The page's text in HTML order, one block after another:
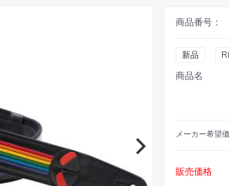
商品番号：
新品
商品名
メーカー希望
販売価格